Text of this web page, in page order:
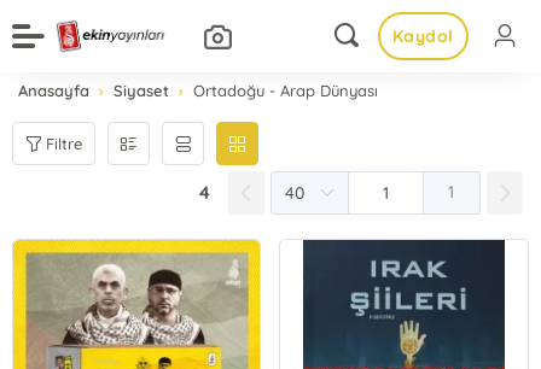
Kaydol
Anasayfa Siyaset Ortadoğu - Arap Dünyası
Filtre
4 1